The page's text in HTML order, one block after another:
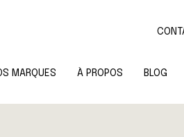
MARQUES À PROPOS BLOG